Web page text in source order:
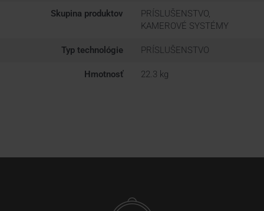
Skupina produktov
PRÍSLUŠENSTVO,
KAMEROVÉ SYSTÉMY
Typ technológie PRÍSLUŠENSTVO
Hmotnosť 22.3 kg